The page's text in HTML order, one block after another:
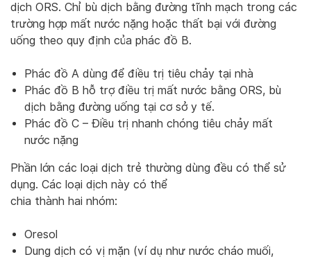
dịch ORS. Chỉ bù dịch bằng đường tĩnh mạch trong các
trường hợp mất nước nặng hoặc thất bại với đường
uống theo quy định của phác đồ B.
Phác đồ A dùng để điều trị tiêu chảy tại nhà
Phác đồ B hỗ trợ điều trị mất nước bằng ORS, bù
dịch bằng đường uống tại cơ sở y tế.
Phác đồ C – Điều trị nhanh chóng tiêu chảy mất
nước nặng
Phần lớn các loại dịch trẻ thường dùng đều có thể sử
dụng. Các loại dịch này có thể
chia thành hai nhóm:
Oresol
Dung dịch có vị mặn (ví dụ như nước cháo muối,